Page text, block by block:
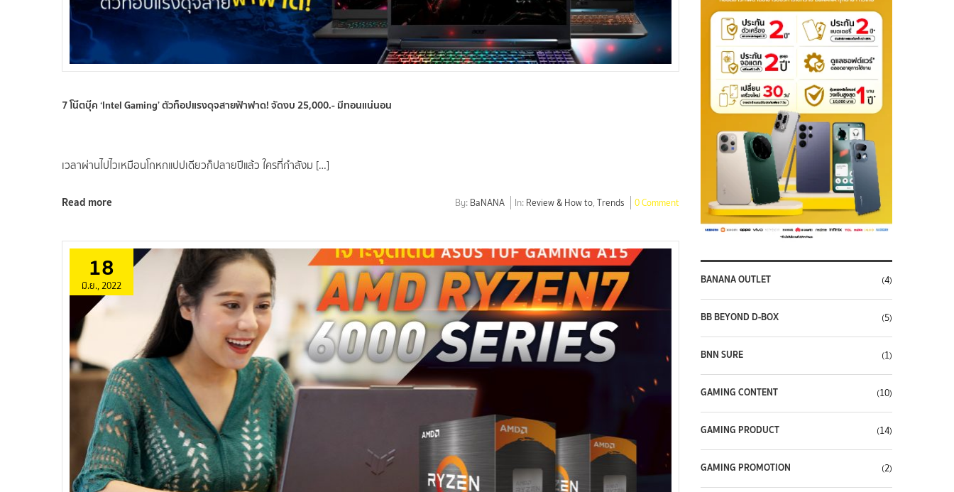
7 โน๊ตบุ๊ค ‘Intel Gaming’ ตัวท็อปแรงดุจสายฟ้าฟาด! จัดงบ 25,000.- มีทอนแน่นอน
เวลาผ่านไปไวเหมือนโกหกแปปเดียวก็ปลายปีแล้ว ใครที่กำลังม […]
Read more By: BaNANA In: Review & How to, Trends 0 Comment
18
มิ.ย., 2022 BANANA OUTLET (4)
BB BEYOND D-BOX (5)
BNN SURE (1)
GAMING CONTENT (10)
GAMING PRODUCT (14)
GAMING PROMOTION (2)